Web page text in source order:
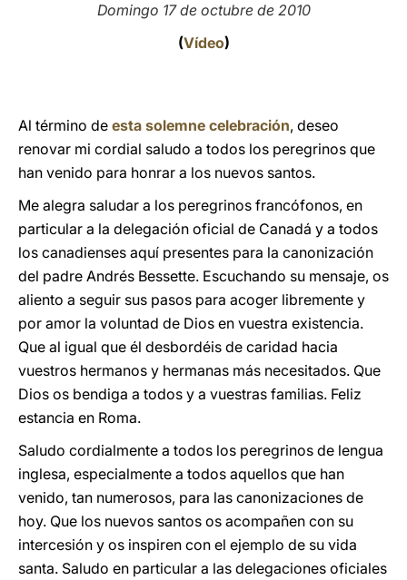
Domingo 17 de octubre de 2010
(Vídeo)
Al término de esta solemne celebración, deseo
renovar mi cordial saludo a todos los peregrinos que
han venido para honrar a los nuevos santos.
Me alegra saludar a los peregrinos francófonos, en
particular a la delegación oficial de Canadá y a todos
los canadienses aquí presentes para la canonización
del padre Andrés Bessette. Escuchando su mensaje, os
aliento a seguir sus pasos para acoger libremente y
por amor la voluntad de Dios en vuestra existencia.
Que al igual que él desbordéis de caridad hacia
vuestros hermanos y hermanas más necesitados. Que
Dios os bendiga a todos y a vuestras familias. Feliz
estancia en Roma.
Saludo cordialmente a todos los peregrinos de lengua
inglesa, especialmente a todos aquellos que han
venido, tan numerosos, para las canonizaciones de
hoy. Que los nuevos santos os acompañen con su
intercesión y os inspiren con el ejemplo de su vida
santa. Saludo en particular a las delegaciones oficiales